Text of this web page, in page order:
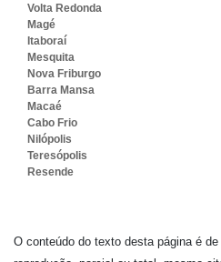
Volta Redonda
Magé
Itaboraí
Mesquita
Nova Friburgo
Barra Mansa
Macaé
Cabo Frio
Nilópolis
Teresópolis
Resende
O conteúdo do texto desta página é